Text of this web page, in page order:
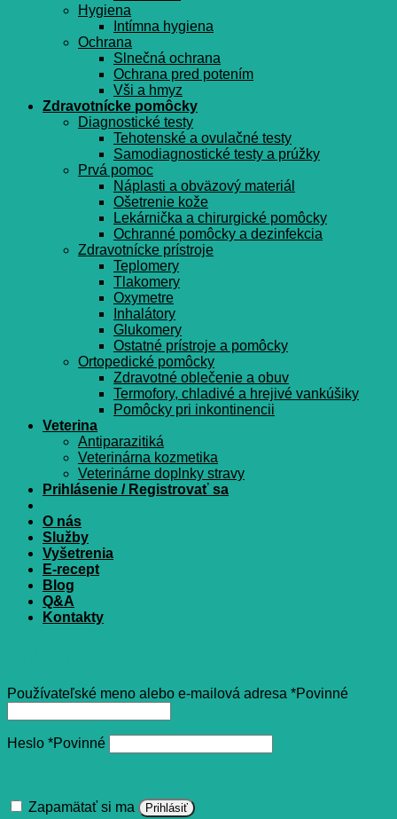
Hygiena
Intímna hygiena
Ochrana
Slnečná ochrana
Ochrana pred potením
Vši a hmyz
Zdravotnícke pomôcky
Diagnostické testy
Tehotenské a ovulačné testy
Samodiagnostické testy a prúžky
Prvá pomoc
Náplasti a obväzový materiál
Ošetrenie kože
Lekárnička a chirurgické pomôcky
Ochranné pomôcky a dezinfekcia
Zdravotnícke prístroje
Teplomery
Tlakomery
Oxymetre
Inhalátory
Glukomery
Ostatné prístroje a pomôcky
Ortopedické pomôcky
Zdravotné oblečenie a obuv
Termofory, chladivé a hrejivé vankúšiky
Pomôcky pri inkontinencii
Veterina
Antiparazitiká
Veterinárna kozmetika
Veterinárne doplnky stravy
Prihlásenie / Registrovať sa
O nás
Služby
Vyšetrenia
E-recept
Blog
Q&A
Kontakty
Používateľské meno alebo e-mailová adresa *Povinné
Heslo *Povinné
Zapamätať si ma Prihlásiť